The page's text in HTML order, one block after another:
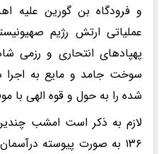
و فرودگاه بن گورین علیه
عملیاتی ارتش رژیم
سوخت جامد و مایع به اجرا
شده را به حول و قوه الهی با
لازم به ذکر است امشب
۱۳۶ به صورت پیوسته